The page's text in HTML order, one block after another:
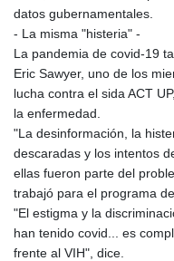
datos gubernamentales.
- La misma "histeria" -
La pandemia de covid-19
Eric Sawyer, uno de los
lucha contra el sida ACT
la enfermedad.
"La desinformación, la
descaradas y los intentos
ellas fueron parte del
trabajó para el programa
"El estigma y la
han tenido covid... es
frente al VIH", dice.